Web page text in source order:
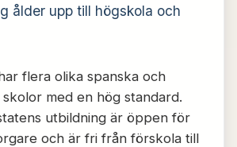
ålder upp till högskola och
flera olika spanska och
med en hög standard.
utbildning är öppen för
och är fri från förskola till